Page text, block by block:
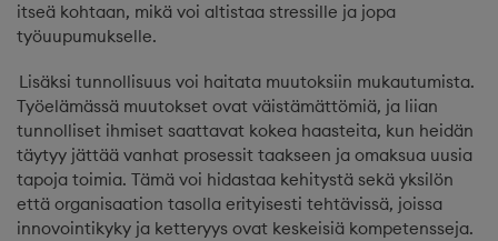
itseä kohtaan, mikä voi altistaa stressille ja jopa
työuupumukselle.
Lisäksi tunnollisuus voi haitata muutoksiin mukautumista.
Työelämässä muutokset ovat väistämättömiä, ja liian
tunnolliset ihmiset saattavat kokea haasteita, kun heidän
täytyy jättää vanhat prosessit taakseen ja omaksua uusia
tapoja toimia. Tämä voi hidastaa kehitystä sekä yksilön
että organisaation tasolla erityisesti tehtävissä, joissa
innovointikyky ja ketteryys ovat keskeisiä kompetensseja.